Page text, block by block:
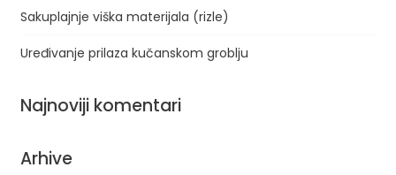
Sakuplajnje viška materijala (rizle)
Uređivanje prilaza kučanskom groblju
Najnoviji komentari
Arhive